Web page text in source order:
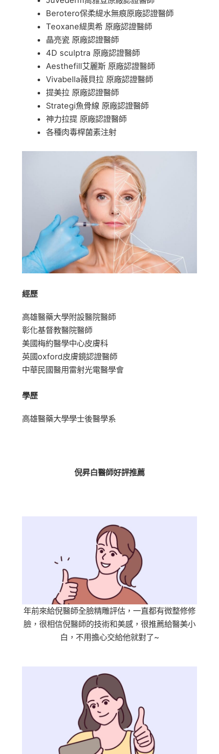
Berotero保柔緹水無痕原廠認證醫師
Teoxane緹奧希 原廠認證醫師
晶亮瓷 原廠認證醫師
4D sculptra 原廠認證醫師
Aesthefill艾麗斯 原廠認證醫師
Vivabella薇貝拉 原廠認證醫師
提美拉 原廠認證醫師
Strategi魚骨線 原廠認證醫師
神力拉提 原廠認證醫師
各種肉毒桿菌素注射
經歷
高雄醫藥大學附設醫院醫師
彰化基督教醫院醫師
美國梅約醫學中心皮膚科
英國oxford皮膚鏡認證醫師
中華民國醫用雷射光電醫學會
學歷
高雄醫藥大學學士後醫學系
倪昇白醫師好評推薦
年前來給倪醫師全臉精雕評估，一直都有微整修修
臉，很相信倪醫師的技術和美感，很推薦給醫美小
白，不用擔心交給他就對了~